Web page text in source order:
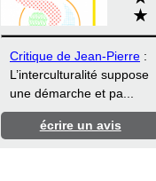
Critique de Jean-Pierre :
L’interculturalité suppose
une démarche et pa...
écrire un avis